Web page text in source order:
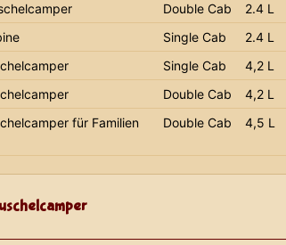
Double Cab 2.4 L
Single Cab 2.4 L
Single Cab 4,2 L
Double Cab 4,2 L
für Familien Double Cab 4,5 L